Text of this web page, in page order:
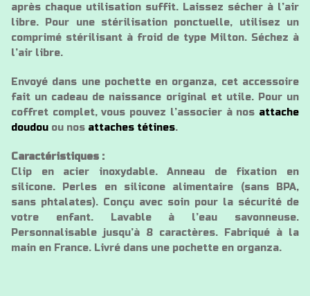
après chaque utilisation suffit. Laissez sécher à l’air
libre. Pour une stérilisation ponctuelle, utilisez un
comprimé stérilisant à froid de type Milton. Séchez à
l’air libre.
Envoyé dans une pochette en organza, cet accessoire
fait un cadeau de naissance original et utile. Pour un
coffret complet, vous pouvez l’associer à nos attache
doudou ou nos attaches tétines.
Caractéristiques :
Clip en acier inoxydable. Anneau de fixation en
silicone. Perles en silicone alimentaire (sans BPA,
sans phtalates). Conçu avec soin pour la sécurité de
votre enfant. Lavable à l’eau savonneuse.
Personnalisable jusqu’à 8 caractères. Fabriqué à la
main en France. Livré dans une pochette en organza.